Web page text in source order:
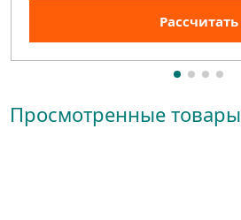
Рассчитать
Просмотренные товары